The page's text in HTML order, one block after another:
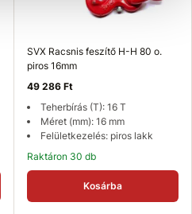
SVX Racsnis feszítő H-H 80 o.
piros 16mm
49 286 Ft
Teherbírás (T): 16 T
Méret (mm): 16 mm
Felületkezelés: piros lakk
Raktáron 30 db
Kosárba